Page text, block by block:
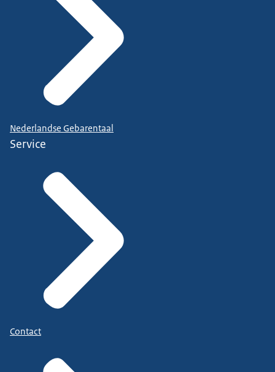
Nederlandse Gebarentaal
Service
Contact